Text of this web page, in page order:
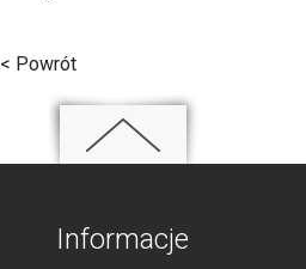
< Powrót
Informacje